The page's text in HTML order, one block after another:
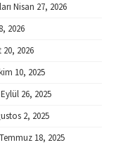
Nisan 27, 2026
2026
20, 2026
10, 2025
Eylül 26, 2025
2, 2025
Temmuz 18, 2025